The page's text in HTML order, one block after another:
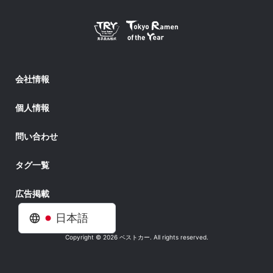
日本語
会社情報
個人情報
問い合わせ
タグ一覧
広告掲載
Copyright © 2026 ベストカー. All rights reserved.